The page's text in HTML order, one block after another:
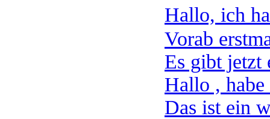
Hallo, ich
Vorab
Es gibt jetzt
Hallo ,
Das ist ein